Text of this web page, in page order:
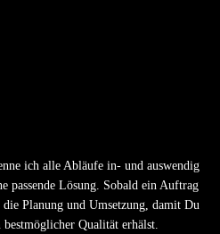
ich alle Abläufe in- und auswendig
passende Lösung. Sobald ein Auftrag
Planung und Umsetzung, damit Du
Qualität erhälst.